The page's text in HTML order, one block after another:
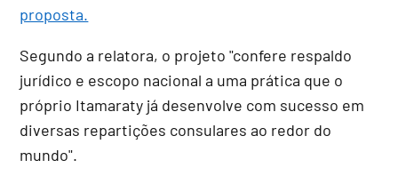
proposta.
Segundo a relatora, o projeto "confere respaldo
jurídico e escopo nacional a uma prática que o
próprio Itamaraty já desenvolve com sucesso em
diversas repartições consulares ao redor do
mundo".